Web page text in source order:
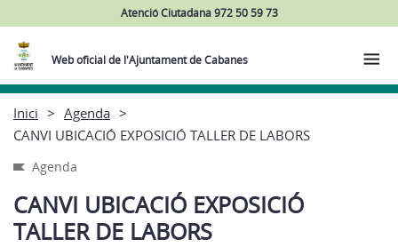
Atenció Ciutadana 972 50 59 73
Web oficial de l'Ajuntament de Cabanes
Inici
Agenda
CANVI UBICACIÓ EXPOSICIÓ TALLER DE LABORS
Agenda
CANVI UBICACIÓ EXPOSICIÓ
TALLER DE LABORS